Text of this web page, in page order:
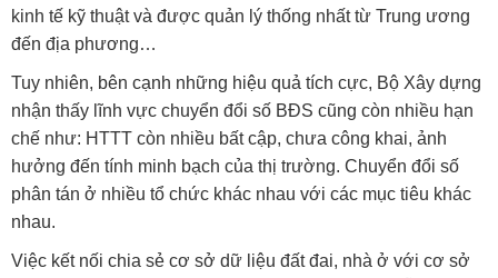
kinh tế kỹ thuật và được quản lý thống nhất từ Trung ương
đến địa phương…
Tuy nhiên, bên cạnh những hiệu quả tích cực, Bộ Xây dựng
nhận thấy lĩnh vực chuyển đổi số BĐS cũng còn nhiều hạn
chế như: HTTT còn nhiều bất cập, chưa công khai, ảnh
hưởng đến tính minh bạch của thị trường. Chuyển đổi số
phân tán ở nhiều tổ chức khác nhau với các mục tiêu khác
nhau.
Việc kết nối chia sẻ cơ sở dữ liệu đất đai, nhà ở với cơ sở